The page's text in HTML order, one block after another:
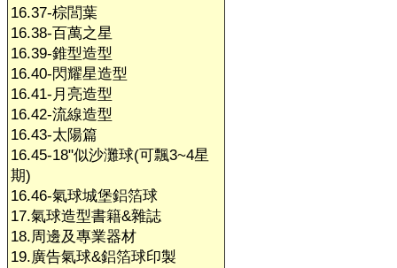
16.37-棕閭葉
16.38-百萬之星
16.39-錐型造型
16.40-閃耀星造型
16.41-月亮造型
16.42-流線造型
16.43-太陽篇
16.45-18"似沙灘球(可飄3~4星
期)
16.46-氣球城堡鋁箔球
17.氣球造型書籍&雜誌
18.周邊及專業器材
19.廣告氣球&鋁箔球印製